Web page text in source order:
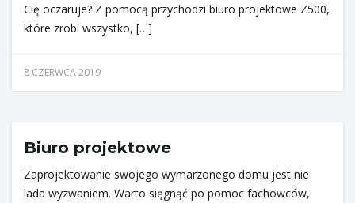
Cię oczaruje? Z pomocą przychodzi biuro projektowe Z500,
które zrobi wszystko, […]
8 CZERWCA 2019
Biuro projektowe
Zaprojektowanie swojego wymarzonego domu jest nie
lada wyzwaniem. Warto sięgnąć po pomoc fachowców,